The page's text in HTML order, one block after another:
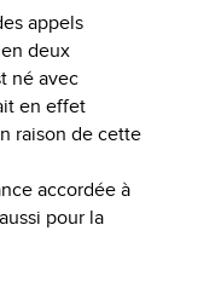
appels
deux
né avec
en effet
raison de cette
accordée à
pour la